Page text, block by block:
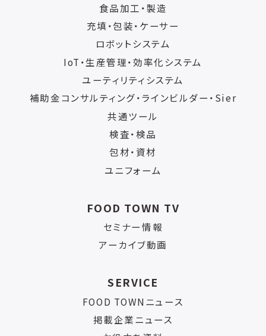
食品加工・製造
充填・包装・ケーサー
ロボットシステム
IoT・生産管理・効率化システム
ユーティリティシステム
補助金コンサルティング・ラインビルダー・Sier
共通ツール
検査・検品
包材・資材
ユニフォーム
FOOD TOWN TV
セミナー情報
アーカイブ動画
SERVICE
FOOD TOWNニュース
掲載企業ニュース